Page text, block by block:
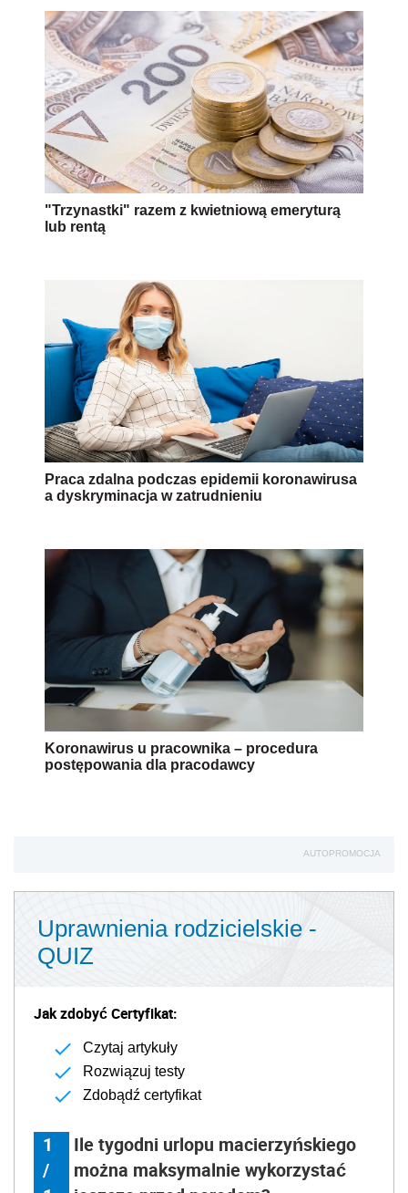
"Trzynastki" razem z kwietniową emeryturą
lub rentą
Praca zdalna podczas epidemii koronawirusa
a dyskryminacja w zatrudnieniu
Koronawirus u pracownika – procedura
postępowania dla pracodawcy
AUTOPROMOCJA
Uprawnienia rodzicielskie -
QUIZ
Jak zdobyć Certyfikat:
Czytaj artykuły
Rozwiązuj testy
Zdobądź certyfikat
1
/
Ile tygodni urlopu macierzyńskiego
można maksymalnie wykorzystać